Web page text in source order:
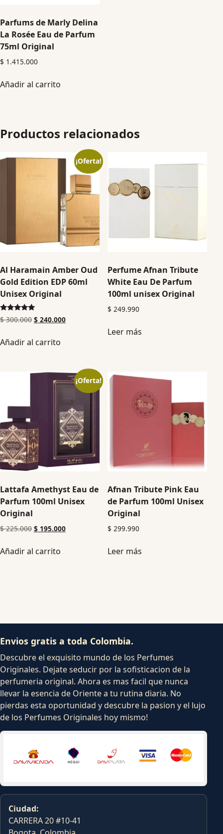
Parfums de Marly Delina
La Rosée Eau de Parfum
75ml Original
$ 1.415.000
Añadir al carrito
Productos relacionados
¡Oferta!
Al Haramain Amber Oud
Gold Edition EDP 60ml
Unisex Original
Valorado en
5.00
$300.000 $ 240.000
Añadir al carrito
Perfume Afnan Tribute
White Eau De Parfum
100ml unisex Original
$ 249.990
Leer más
¡Oferta!
Lattafa Amethyst Eau de
Parfum 100ml Unisex
Original
$225.000 $ 195.000
Añadir al carrito
Afnan Tribute Pink Eau
de Parfum 100ml Unisex
Original
$ 299.990
Leer más
Envios gratis a toda Colombia.
Descubre el exquisito mundo de los Perfumes
Originales. Dejate seducir por la sofisticacion de la
perfumeria original. Ahora es mas facil que nunca
llevar la esencia de Oriente a tu rutina diaria. No
pierdas esta oportunidad y descubre la pasion y el lujo
de los Perfumes Originales hoy mismo!
Ciudad:
CARRERA 20 #10-41